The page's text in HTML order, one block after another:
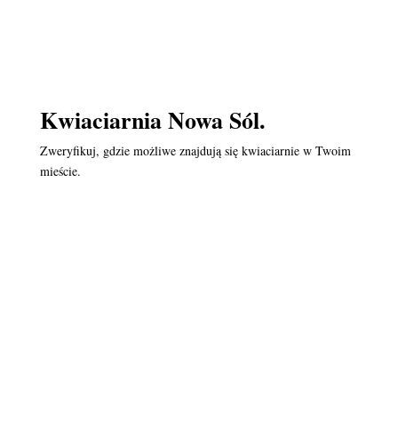
Kwiaciarnia Nowa Sól.
Zweryfikuj, gdzie możliwe znajdują się kwiaciarnie w Twoim
mieście.